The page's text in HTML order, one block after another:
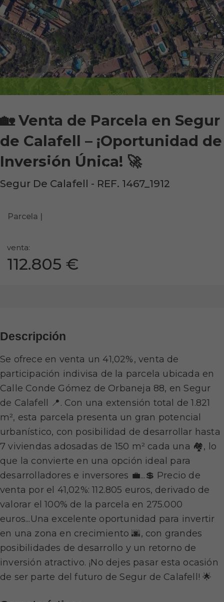
Fotos|Mapa |
🏡 Venta de Parcela en Segur
de Calafell – ¡Oportunidad de
Inversión Única! 🚀
Segur De Calafell - REF. 1467_1912
Parcela |
venta:
112.805 €
Descripción
Se ofrece en venta un 41,02%, venta de
participación indivisa de la parcela ubicada en
Calle Conde Gómez de Orbaneja 88, en Segur
de Calafell 📍. Con una extensión total de 1.821
m², esta parcela presenta un gran potencial
urbanístico, con posibilidad de desarrollar hasta
7 viviendas adosadas de 150 m² cada una 🏘️, lo
que la convierte en una opción ideal para
desarrolladores e inversores 💼...💲 Precio de
venta por el 41,02%: 112.805 euros, derivado de
valorar el 100% de la parcela en 275.000
euros...Una excelente oportunidad para invertir
en una zona en crecimiento 🌆, con grandes
posibilidades de desarrollo y un retorno de
inversión atractivo. ¡No dejes pasar esta ocasión
de ser parte del futuro de Segur de Calafell! 🌟